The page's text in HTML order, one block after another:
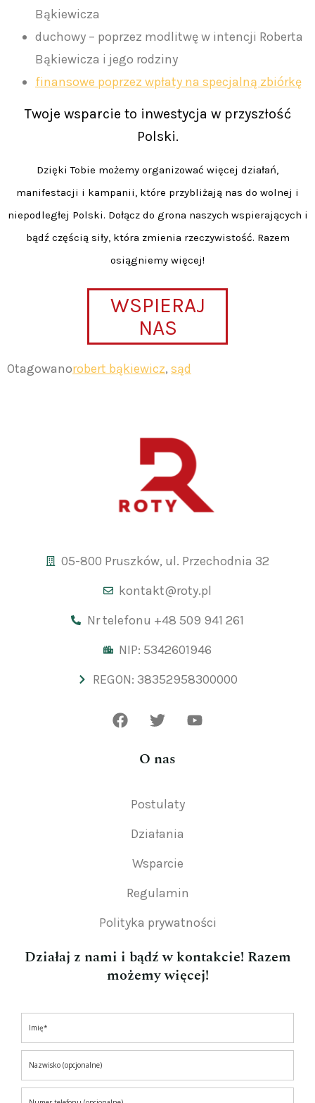
Bąkiewicza
duchowy – poprzez modlitwę w intencji Roberta
Bąkiewicza i jego rodziny
finansowe poprzez wpłaty na specjalną zbiórkę
Twoje wsparcie to inwestycja w przyszłość
Polski.
Dzięki Tobie możemy organizować więcej działań,
manifestacji i kampanii, które przybliżają nas do wolnej i
niepodległej Polski. Dołącz do grona naszych wspierających i
bądź częścią siły, która zmienia rzeczywistość. Razem
osiągniemy więcej!
WSPIERAJ
NAS
Otagowanorobert bąkiewicz, sąd
05-800 Pruszków, ul. Przechodnia 32
kontakt@roty.pl
Nr telefonu +48 509 941 261
NIP: 5342601946
REGON: 38352958300000
O nas
Postulaty
Działania
Wsparcie
Regulamin
Polityka prywatności
Działaj z nami i bądź w kontakcie! Razem
możemy więcej!